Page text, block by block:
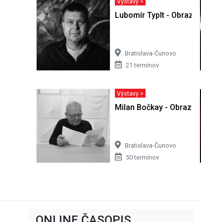
Lubomír Typlt - Obrazy
Bratislava-Čunovo
21 termínov
Výstavy >
Milan Bočkay - Obrazy
Bratislava-Čunovo
50 termínov